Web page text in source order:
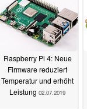
Raspberry Pi 4: Neue
Firmware reduziert
Temperatur und erhöht
Leistung 02.07.2019